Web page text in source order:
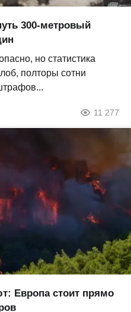
300-метровый
но статистика
полторы сотни
11 277
Европа стоит прямо